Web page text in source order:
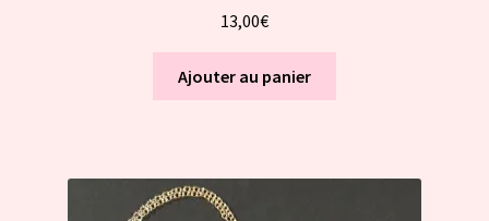
13,00€
Ajouter au panier